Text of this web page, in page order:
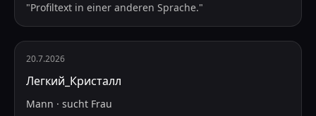
"Profiltext in einer anderen Sprache."
20.7.2026
Легкий_Кристалл
Mann · sucht Frau